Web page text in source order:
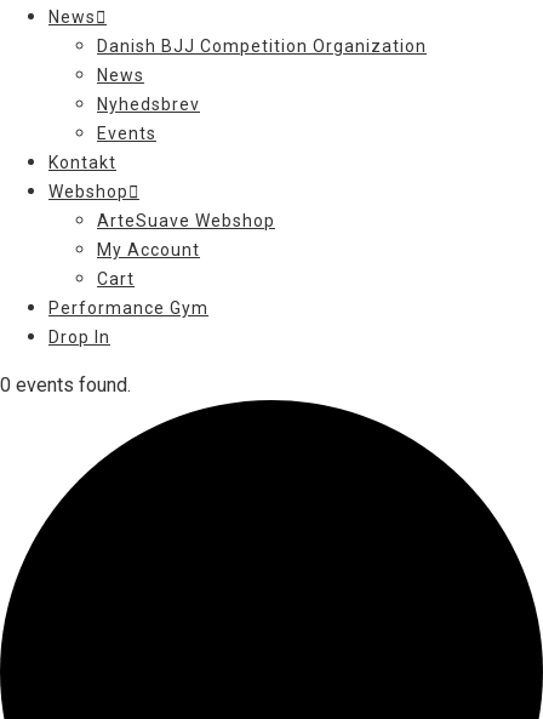
News
Danish BJJ Competition Organization
News
Nyhedsbrev
Events
Kontakt
Webshop
ArteSuave Webshop
My Account
Cart
Performance Gym
Drop In
0 events found.